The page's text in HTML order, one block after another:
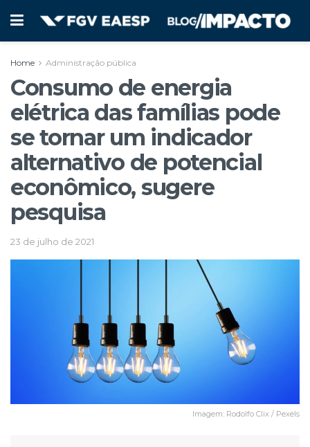
Home Administração pública
Consumo de energia
elétrica das famílias pode
se tornar um indicador
alternativo de potencial
econômico, sugere
pesquisa
23 de julho de 2021
Imagem: Rodolfo Clix / Pexels